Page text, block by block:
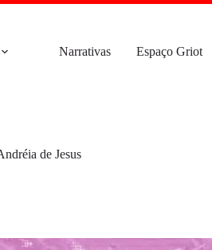
Narrativas Espaço Griot
de Jesus